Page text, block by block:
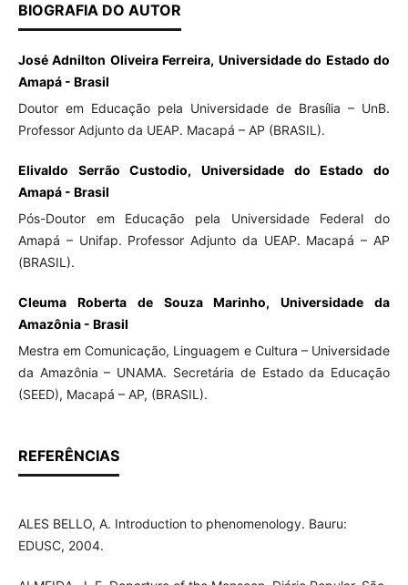
BIOGRAFIA DO AUTOR
José Adnilton Oliveira Ferreira, Universidade do Estado do
Amapá - Brasil
Doutor em Educação pela Universidade de Brasília – UnB.
Professor Adjunto da UEAP. Macapá – AP (BRASIL).
Elivaldo Serrão Custodio, Universidade do Estado do
Amapá - Brasil
Pós-Doutor em Educação pela Universidade Federal do
Amapá – Unifap. Professor Adjunto da UEAP. Macapá – AP
(BRASIL).
Cleuma Roberta de Souza Marinho, Universidade da
Amazônia - Brasil
Mestra em Comunicação, Linguagem e Cultura – Universidade
da Amazônia – UNAMA. Secretária de Estado da Educação
(SEED), Macapá – AP, (BRASIL).
REFERÊNCIAS
ALES BELLO, A. Introduction to phenomenology. Bauru:
EDUSC, 2004.